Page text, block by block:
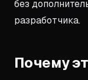
без
разработчика.
Почему